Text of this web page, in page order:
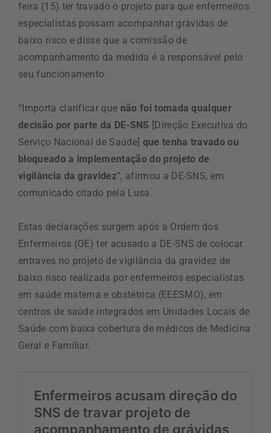
feira (15) ter travado o projeto para que enfermeiros
especialistas possam acompanhar grávidas de
baixo risco e disse que a comissão de
acompanhamento da medida é a responsável pelo
seu funcionamento.
“Importa clarificar que não foi tomada qualquer
decisão por parte da DE-SNS [Direção Executiva do
Serviço Nacional de Saúde] que tenha travado ou
bloqueado a implementação do projeto de
vigilância da gravidez”, afirmou a DE-SNS, em
comunicado citado pela Lusa.
Estas declarações surgem após a Ordem dos
Enfermeiros (OE) ter acusado a DE-SNS de colocar
entraves no projeto de vigilância da gravidez de
baixo risco realizada por enfermeiros especialistas
em saúde materna e obstétrica (EEESMO), em
centros de saúde integrados em Unidades Locais de
Saúde com baixa cobertura de médicos de Medicina
Geral e Familiar.